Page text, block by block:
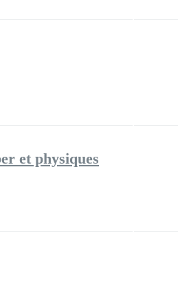
et physiques